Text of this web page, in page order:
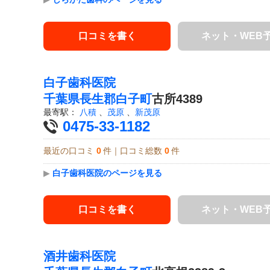
口コミを書く ネット・WEB
白子歯科医院
千葉県長生郡白子町古所4389
最寄駅： 八積 茂原 新茂原
0475-33-1182
最近の口コミ 0 件｜口コミ総数 0 件
▶ 白子歯科医院のページを見る
口コミを書く ネット・WEB
酒井歯科医院